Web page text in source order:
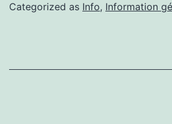
Categorized as Info, Information